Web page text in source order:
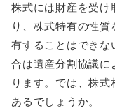
株式には財産を受け
り、株式特有の性
有することはできな
合は遺産分割協議に
ります。では、株
あるでしょうか。